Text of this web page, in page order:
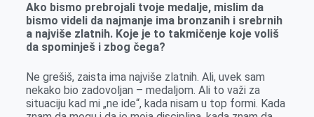
Ako bismo prebrojali tvoje medalje, mislim da
bismo videli da najmanje ima bronzanih i srebrnih
a najviše zlatnih. Koje je to takmičenje koje voliš
da spominješ i zbog čega?
Ne grešiš, zaista ima najviše zlatnih. Ali, uvek sam
nekako bio zadovoljan – medaljom. Ali to važi za
situaciju kad mi „ne ide“, kada nisam u top formi. Kada